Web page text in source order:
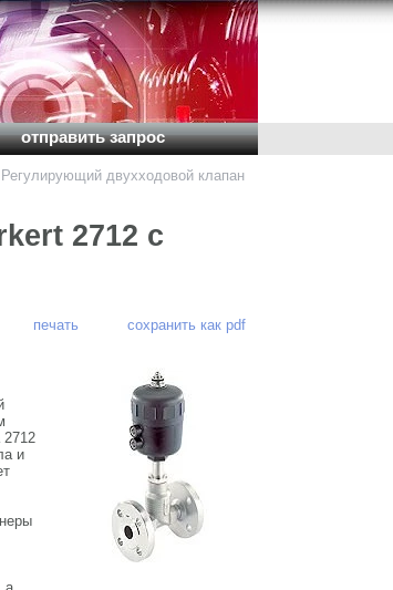
отправить запрос
Регулирующий двухходовой клапан
2712 с
печать сохранить как pdf
2712
и